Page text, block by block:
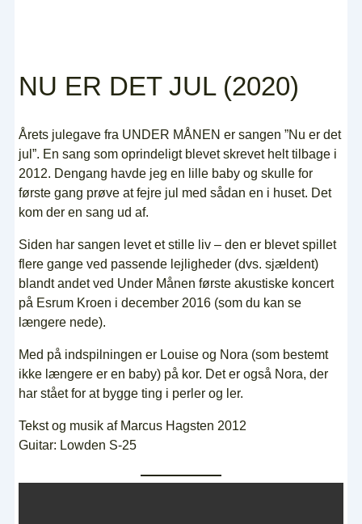
NU ER DET JUL (2020)
Årets julegave fra UNDER MÅNEN er sangen ”Nu er det
jul”. En sang som oprindeligt blevet skrevet helt tilbage i
2012. Dengang havde jeg en lille baby og skulle for
første gang prøve at fejre jul med sådan en i huset. Det
kom der en sang ud af.
Siden har sangen levet et stille liv – den er blevet spillet
flere gange ved passende lejligheder (dvs. sjældent)
blandt andet ved Under Månen første akustiske koncert
på Esrum Kroen i december 2016 (som du kan se
længere nede).
Med på indspilningen er Louise og Nora (som bestemt
ikke længere er en baby) på kor. Det er også Nora, der
har stået for at bygge ting i perler og ler.
Tekst og musik af Marcus Hagsten 2012
Guitar: Lowden S-25